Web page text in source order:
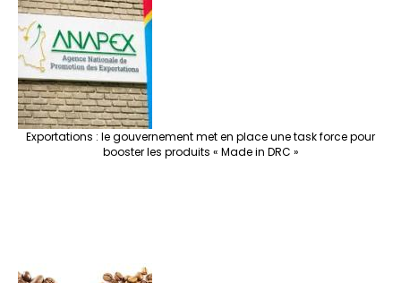
Exportations : le gouvernement met en place une task force pour
booster les produits « Made in DRC »